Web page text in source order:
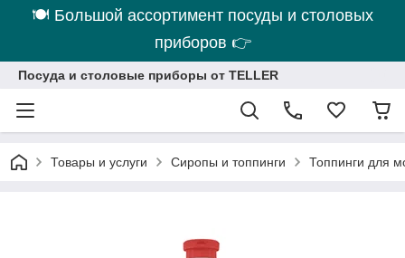
🍽 Большой ассортимент посуды и столовых
приборов 👉
Посуда и столовые приборы от TELLER
Товары и услуги Сиропы и топпинги Топпинги для